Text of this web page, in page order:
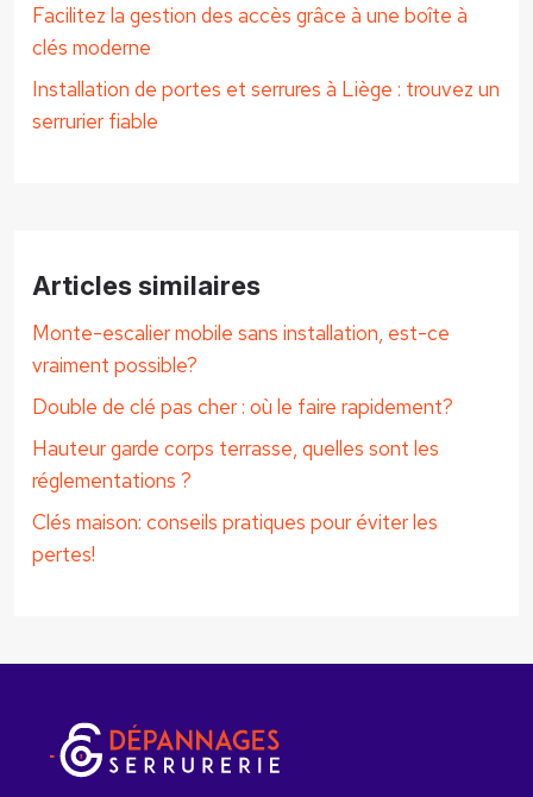
Facilitez la gestion des accès grâce à une boîte à
clés moderne
Installation de portes et serrures à Liège : trouvez un
serrurier fiable
Articles similaires
Monte-escalier mobile sans installation, est-ce
vraiment possible?
Double de clé pas cher : où le faire rapidement?
Hauteur garde corps terrasse, quelles sont les
réglementations ?
Clés maison: conseils pratiques pour éviter les
pertes!